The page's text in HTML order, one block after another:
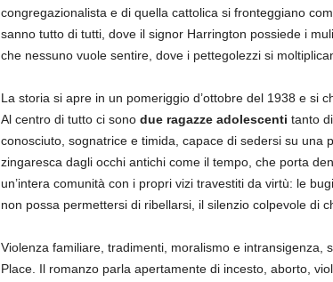
congregazionalista e di quella cattolica si fronteggiano
sanno tutto di tutti, dove il signor Harrington possiede i
che nessuno vuole sentire, dove i pettegolezzi si
La storia si apre in un pomeriggio d’ottobre del 1938 e si
Al centro di tutto ci sono due ragazze adolescenti tanto
conosciuto, sognatrice e timida, capace di sedersi su una
zingaresca dagli occhi antichi come il tempo, che porta
un’intera comunità con i propri vizi travestiti da virtù: le
non possa permettersi di ribellarsi, il silenzio colpevole di
Violenza familiare, tradimenti, moralismo e intransigenza,
Place. Il romanzo parla apertamente di incesto, aborto,